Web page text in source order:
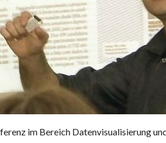
im Bereich Datenvisualisierung